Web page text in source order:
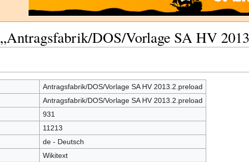
DOS/Vorlage SA HV
Antragsfabrik/DOS/Vorlage SA HV 2013.2.preload
Antragsfabrik/DOS/Vorlage SA HV 2013.2.preload
931
11213
de - Deutsch
Wikitext